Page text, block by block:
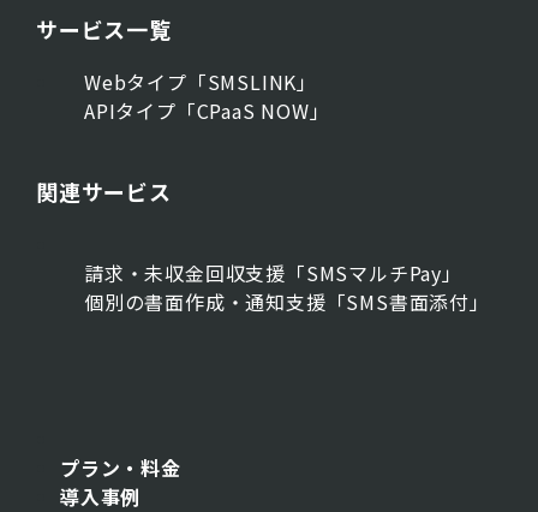
サービス一覧
Webタイプ「SMSLINK」
APIタイプ「CPaaS NOW」
関連サービス
請求・未収金回収支援「SMSマルチPay」
個別の書面作成・通知支援「SMS書面添付」
プラン・料金
導入事例